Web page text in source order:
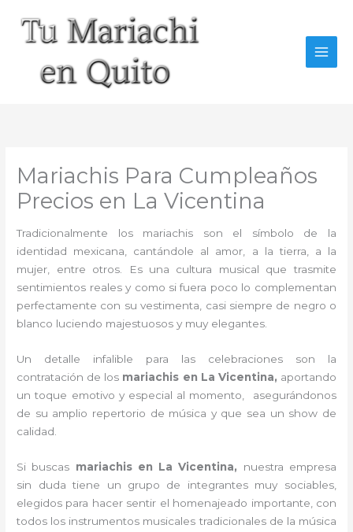
contenido
Mariachis Para Cumpleaños
Precios en La Vicentina
Tradicionalmente los mariachis son el símbolo de la
identidad mexicana, cantándole al amor, a la tierra, a la
mujer, entre otros. Es una cultura musical que trasmite
sentimientos reales y como si fuera poco lo complementan
perfectamente con su vestimenta, casi siempre de negro o
blanco luciendo majestuosos y muy elegantes.
Un detalle infalible para las celebraciones son la
contratación de los mariachis en La Vicentina, aportando
un toque emotivo y especial al momento, asegurándonos
de su amplio repertorio de música y que sea un show de
calidad.
Si buscas mariachis en La Vicentina, nuestra empresa
sin duda tiene un grupo de integrantes muy sociables,
elegidos para hacer sentir el homenajeado importante, con
todos los instrumentos musicales tradicionales de la música